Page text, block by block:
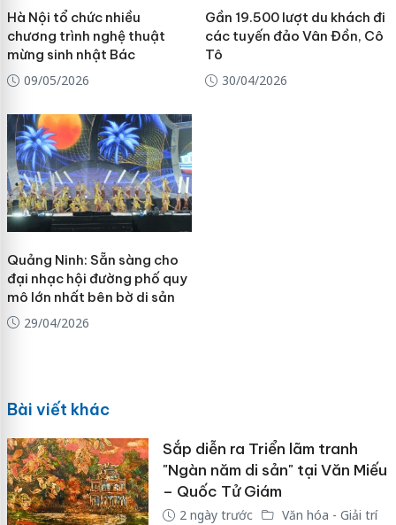
Hà Nội tổ chức nhiều
chương trình nghệ thuật
mừng sinh nhật Bác
09/05/2026
Gần 19.500 lượt du khách đi
các tuyến đảo Vân Đồn, Cô
Tô
30/04/2026
Quảng Ninh: Sẵn sàng cho
đại nhạc hội đường phố quy
mô lớn nhất bên bờ di sản
29/04/2026
Bài viết khác
Sắp diễn ra Triển lãm tranh
"Ngàn năm di sản" tại Văn Miếu
– Quốc Tử Giám
2 ngày trước Văn hóa - Giải trí